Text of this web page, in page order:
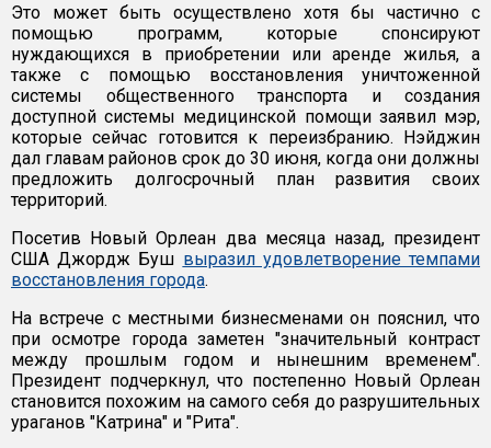
Это может быть осуществлено хотя бы частично с
помощью программ, которые спонсируют
нуждающихся в приобретении или аренде жилья, а
также с помощью восстановления уничтоженной
системы общественного транспорта и создания
доступной системы медицинской помощи заявил мэр,
которые сейчас готовится к переизбранию. Нэйджин
дал главам районов срок до 30 июня, когда они должны
предложить долгосрочный план развития своих
территорий.
Посетив Новый Орлеан два месяца назад, президент
США Джордж Буш выразил удовлетворение темпами
восстановления города.
На встрече с местными бизнесменами он пояснил, что
при осмотре города заметен "значительный контраст
между прошлым годом и нынешним временем".
Президент подчеркнул, что постепенно Новый Орлеан
становится похожим на самого себя до разрушительных
ураганов "Катрина" и "Рита".